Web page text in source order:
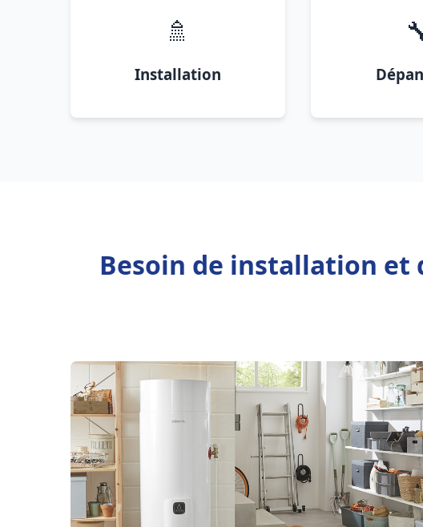
🚿
Installation
Besoin de installation et